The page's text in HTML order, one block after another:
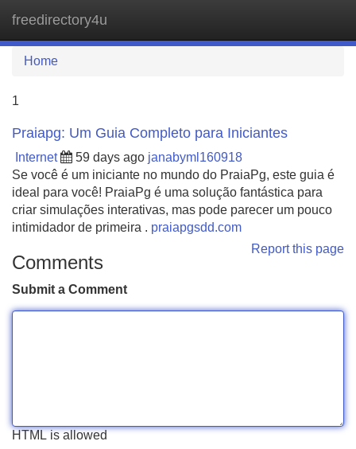
freedirectory4u
Home
1
Praiapg: Um Guia Completo para Iniciantes
Internet 59 days ago janabyml160918
Se você é um iniciante no mundo do PraiaPg, este guia é
ideal para você! PraiaPg é uma solução fantástica para
criar simulações interativas, mas pode parecer um pouco
intimidador de primeira . praiapgsdd.com
Report this page
Comments
Submit a Comment
HTML is allowed